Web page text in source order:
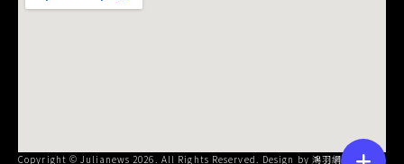
Copyright © Julianews 2026. All Rights Reserved. Design by 鴻羽網路